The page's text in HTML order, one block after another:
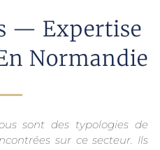
— Expertise
Normandie
sont des typologies de
sur ce secteur. Ils